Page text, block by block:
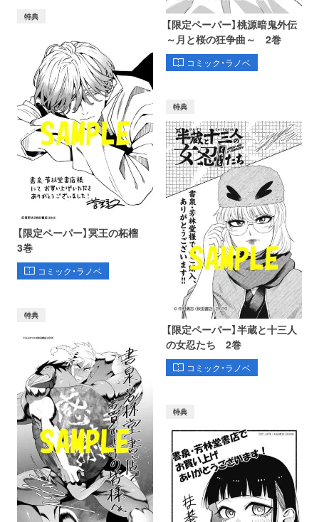
【限定ペーパー】桃源暗鬼外伝
～月と桜の狂争曲～ 2巻
コミック・ラノベ
特典
【限定ペーパー】冥王の柘榴
3巻
コミック・ラノベ
特典
【限定ペーパー】半蔵と十三人
の女忍たち 2巻
コミック・ラノベ
特典
特典